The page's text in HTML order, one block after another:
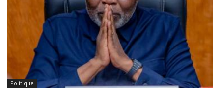
Politique